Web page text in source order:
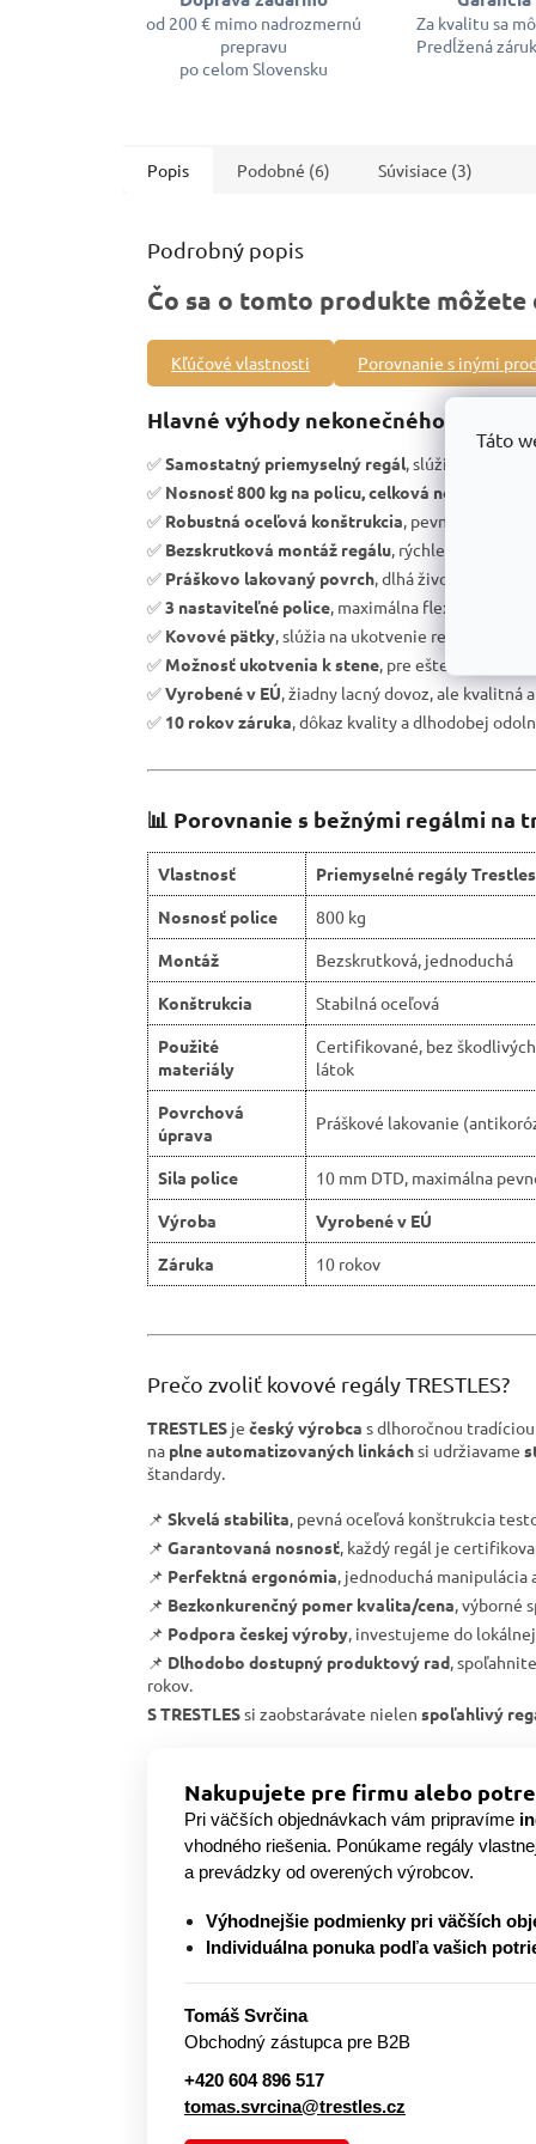
Táto
od 200 € mimo nadrozmernú
prepravu
po celom Slovensku
Za kvalitu sa
Predĺžená
Popis Podobné (6) Súvisiace (3)
Podrobný popis
Čo sa o tomto produkte
Kľúčové vlastnosti Porovnanie s inými
Hlavné výhody nekonečného
✅Samostatný priemyselný regál, slúži ako
✅ Nosnosť 800 kg na policu, celková nosnosť 2400
✅ Robustná oceľová konštrukcia, pevnosť a
✅ Bezskrutková montáž regálu, rýchle zostavenie
✅ Práškovo lakovaný povrch, dlhá životnosť a
✅3 nastaviteľné police, maximálna flexibilita
✅ Kovové pätky, slúžia na ukotvenie regálu k
✅ Možnosť ukotvenia k stene, pre ešte väčšiu
✅Vyrobené v EÚ, žiadny lacný dovoz, ale kvalitná
✅ 10 rokov záruka, dôkaz kvality a dlhodobej
📊 Porovnanie s bežnými regálmi na
Vlastnosť Priemyselné regály
Nosnosť police
800 kg
Montáž
Bezskrutková, jednoduchá
Konštrukcia
Stabilná oceľová
Použité
materiály
Certifikované, bez škodlivých
látok
Povrchová
úprava
Práškové lakovanie
Sila police 10 mm DTD, maximálna
Výroba
Vyrobené v EÚ
Záruka
10 rokov
Prečo zvoliť kovové regály TRESTLES?
TRESTLES je český výrobca s dlhoročnou
na plne automatizovaných linkáchsi udržiavame
štandardy.
📌 Skvelá stabilita, pevná oceľová konštrukcia
📌 Garantovaná nosnosť, každý regál je
📌 Perfektná ergonómia, jednoduchá manipulácia
📌 Bezkonkurenčný pomer kvalita/cena, výborné
📌 Podpora českej výroby, investujeme do
📌 Dlhodobo dostupný produktový rad,
rokov.
S TRESTLESsi zaobstarávate nielen spoľahlivý
Nakupujete pre firmu alebo
Pri väčších objednávkach vám pripravíme
vhodného riešenia. Ponúkame regály
a prevádzky od overených výrobcov.
Výhodnejšie podmienky pri väčších
Individuálna ponuka podľa vašich
Tomáš Svrčina
Obchodný zástupca pre B2B
+420 604 896 517
tomas.svrcina@trestles.cz